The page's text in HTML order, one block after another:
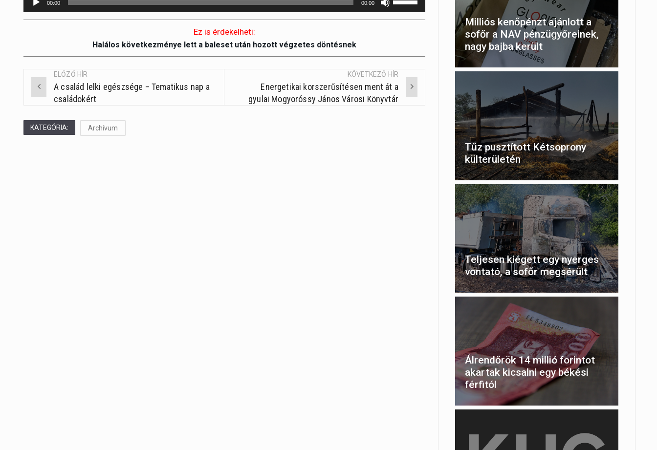
lejátszó
00:00 00:00
hangerő
Fel/Le
billentyűket
kell
Ez is érdekelheti:
Halálos következménye lett a baleset után hozott végzetes döntésnek
Post
ELŐZŐ HÍR
A család lelki egészsége – Tematikus nap a
családokért
KÖVETKEZŐ HÍR
Energetikai korszerűsítésen ment át a
gyulai Mogyoróssy János Városi Könyvtár
KATEGÓRIA: Archívum
Milliós kenőpénzt ajánlott a
sofőr a NAV pénzügyőreinek,
nagy bajba került
Tűz pusztított Kétsoprony
külterületén
Teljesen kiégett egy nyerges
vontató, a sofőr megsérült
Álrendőrök 14 millió forintot
akartak kicsalni egy békési
férfitól